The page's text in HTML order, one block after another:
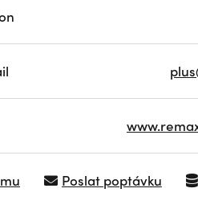
Poslat poptávku